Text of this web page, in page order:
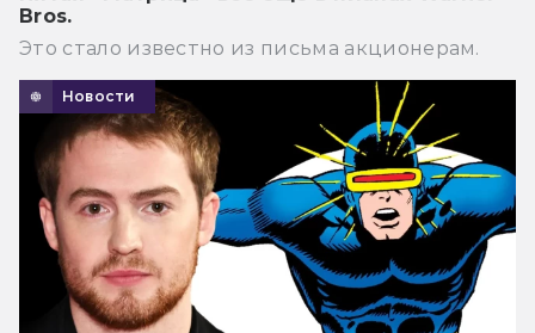
Bros.
Это стало известно из письма акционерам.
Новости